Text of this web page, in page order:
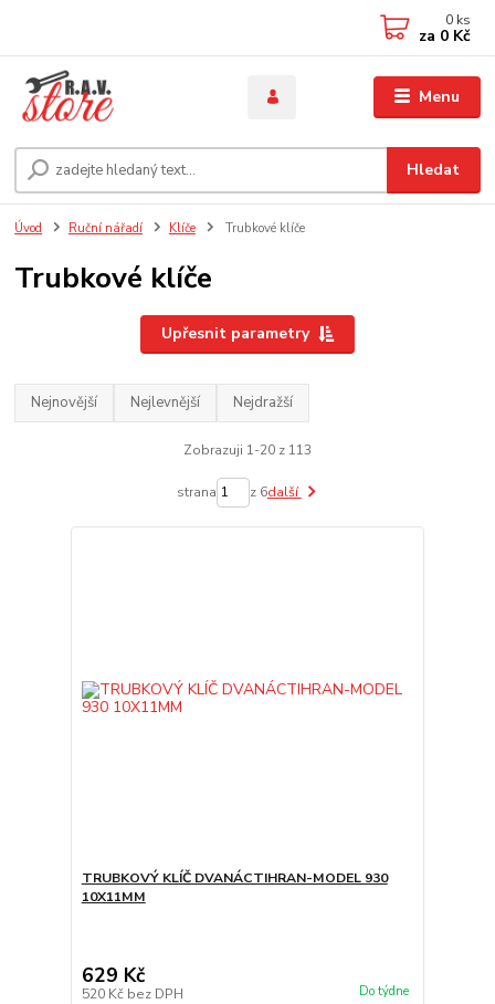
Menu
Hledat
0 ks
za 0 Kč
Úvod Ruční nářadí Klíče Trubkové klíče
Trubkové klíče
Upřesnit parametry
Nejnovější Nejlevnější Nejdražší
Zobrazuji 1-20 z 113
strana z 6další
TRUBKOVÝ KLÍČ DVANÁCTIHRAN-MODEL 930
10X11MM
629 Kč
520 Kč bez DPH Do týdne